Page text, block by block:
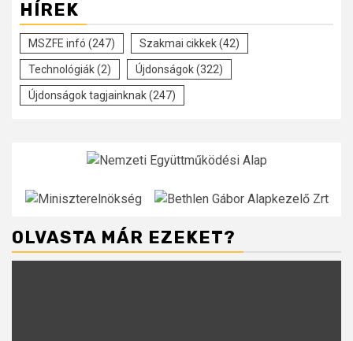
HÍREK
MSZFE infó (247) Szakmai cikkek(42)
Technológiák(2) Újdonságok(322)
Újdonságok tagjainknak(247)
OLVASTA MÁR EZEKET?